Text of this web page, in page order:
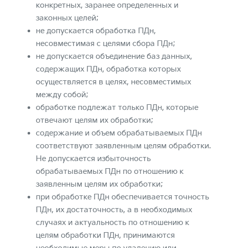
конкретных, заранее определенных и
законных целей;
не допускается обработка ПДн,
несовместимая с целями сбора ПДн;
не допускается объединение баз данных,
содержащих ПДн, обработка которых
осуществляется в целях, несовместимых
между собой;
обработке подлежат только ПДн, которые
отвечают целям их обработки;
содержание и объем обрабатываемых ПДн
соответствуют заявленным целям обработки.
Не допускается избыточность
обрабатываемых ПДн по отношению к
заявленным целям их обработки;
при обработке ПДн обеспечивается точность
ПДн, их достаточность, а в необходимых
случаях и актуальность по отношению к
целям обработки ПДн, принимаются